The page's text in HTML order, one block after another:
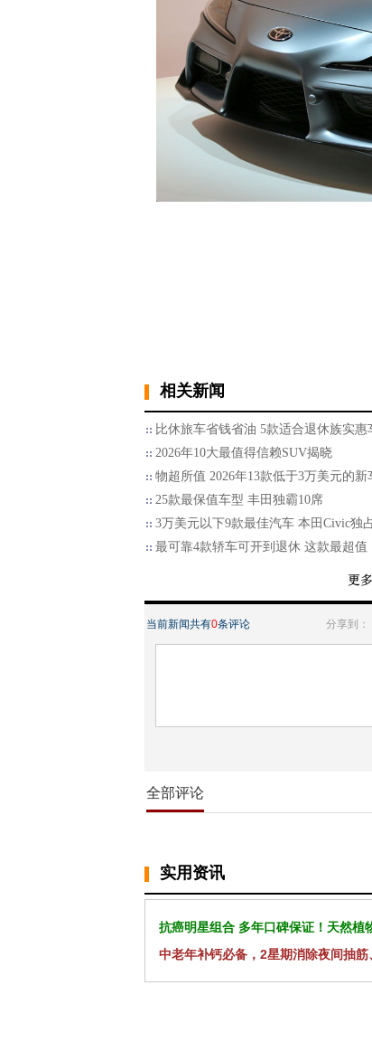
相关新闻
比休旅车省钱省油 5款适合退休族实惠
2026年10大最值得信赖SUV揭晓
物超所值 2026年13款低于3万美元的新
25款最保值车型 丰田独霸10席
3万美元以下9款最佳汽车 本田Civic独
最可靠4款轿车可开到退休 这款最超值
当前新闻共有0条评论 分享到：
全部评论
实用资讯
抗癌明星组合 多年口碑保证！天然植
中老年补钙必备，2星期消除夜间抽